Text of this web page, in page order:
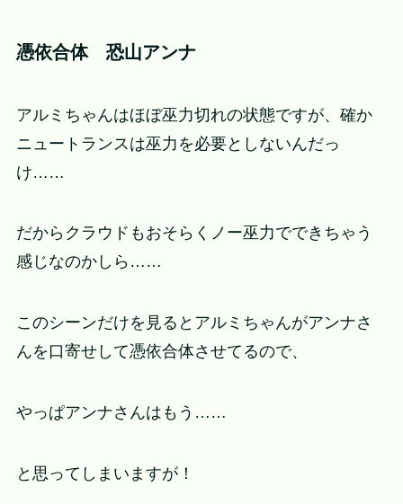
憑依合体 恐山アンナ
アルミちゃんはほぼ巫力切れの状態ですが、確か
ニュートランスは巫力を必要としないんだっ
け……
だからクラウドもおそらくノー巫力でできちゃう
感じなのかしら……
このシーンだけを見るとアルミちゃんがアンナさ
んを口寄せして憑依合体させてるので、
やっぱアンナさんはもう……
と思ってしまいますが！